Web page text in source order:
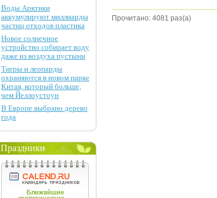
Прочитано: 4081 раз(а)
Воды Арктики
аккумулируют миллиарды
частиц отходов пластика
Новое солнечное
устройство собирает воду
даже из воздуха пустыни
Тигры и леопарды
охраняются в новом парке
Китая, который больше,
чем Йеллоустоун
В Европе выбрано дерево
года
Праздники